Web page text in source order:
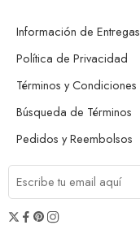
Información de Entregas
Política de Privacidad
Términos y Condiciones
Búsqueda de Términos
Pedidos y Reembolsos